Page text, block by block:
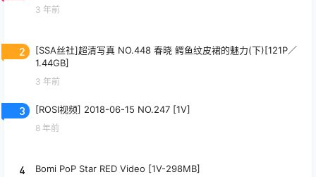
3 年前
2
[SSA丝社]超清写真 NO.448 春晓 鳄鱼纹皮裙的魅力(下)[121P／
1.44GB]
3 年前
3 [ROSI视频] 2018-06-15 NO.247 [1V]
8 年前
4 Bomi PoP Star RED Video [1V-298MB]